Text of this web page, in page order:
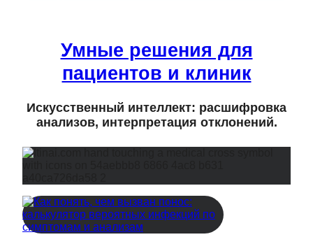
Умные решения для
пациентов и клиник
Искусственный интеллект: расшифровка
анализов, интерпретация отклонений.